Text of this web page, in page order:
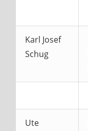
Karl Josef
Schug
Ute